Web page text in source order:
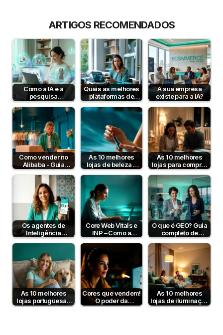
ARTIGOS RECOMENDADOS
Como a IA e a
pesquisa
semântica podem
aumentar a taxa de
conversão?
Quais as melhores
plataformas de
pagamento em
Portugal em 2026?
A sua empresa
existe para a IA?
Como vender no
Alibaba - Guia
Completo para
Empresas B2B em
Portugal
As 10 melhores
lojas de beleza e
cosmética online
As 10 melhores
lojas para comprar
artigos para bebé
Os agentes de
Inteligência
Artificial já
— e o…
Core Web Vitals e
INP – Como a
Velocidade e
Interatividade do…
O que é GEO? Guia
completo de
Generative Engine
Optimization…
As 10 melhores
lojas portuguesas
de produtos para
Cores que vendem!
O poder da
psicologia da cor
As 10 melhores
lojas de iluminação
em Portugal